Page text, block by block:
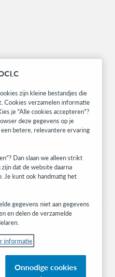
events, and much more—
zijn kleine bestandjes die
Cookies verzamelen informatie
je "Alle cookies accepteren"?
deze gegevens op je
betere, relevantere ervaring
Dan slaan we alleen strikt
dat de website daarna
Je kunt ook handmatig het
gegevens niet aan gegevens
en delen de verzamelde
informatie
Onnodige cookies